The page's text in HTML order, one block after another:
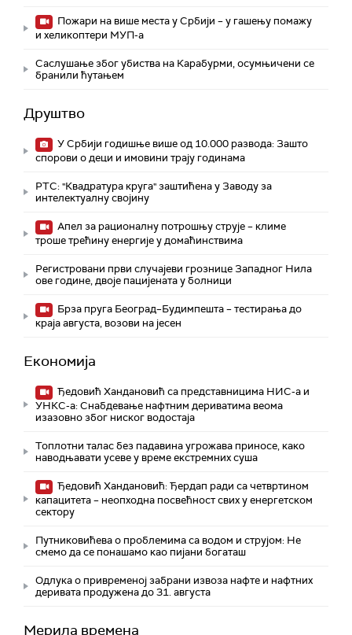
Пожари на више места у Србији – у гашењу помажу
и хеликоптери МУП-а
Саслушање због убиства на Карабурми, осумњичени се
бранили ћутањем
Друштво
У Србији годишње више од 10.000 развода: Зашто
спорови о деци и имовини трају годинама
РТС: "Квадратура круга" заштићена у Заводу за
интелектуалну својину
Апел за рационалну потрошњу струје – климе
троше трећину енергије у домаћинствима
Регистровани први случајеви грознице Западног Нила
ове године, двоје пацијената у болници
Брза пруга Београд–Будимпешта – тестирања до
краја августа, возови на јесен
Економија
Ђедовић Хандановић са представницима НИС-а и
УНКС-а: Снабдевање нафтним дериватима веома
изазовно због ниског водостаја
Топлотни талас без падавина угрожава приносе, како
наводњавати усеве у време екстремних суша
Ђедовић Хандановић: Ђердап ради са четвртином
капацитета – неопходна посвећност свих у енергетском
сектору
Путниковићева о проблемима са водом и струјом: Не
смемо да се понашамо као пијани богаташ
Одлука о привременој забрани извоза нафте и нафтних
деривата продужена до 31. августа
Мерила времена